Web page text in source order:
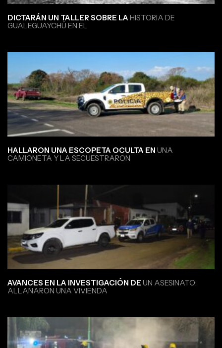
DICTARÁN UN TALLER SOBRE LA HISTORIA DE
GUALEGUAYCHÚ EN EL
HALLARON UNA ESCOPETA OCULTA EN UNA
CAMIONETA Y LA SECUESTRARON
AVANCES EN LA INVESTIGACIÓN DE UN ASESINATO:
ALLANARON UNA VIVIENDA